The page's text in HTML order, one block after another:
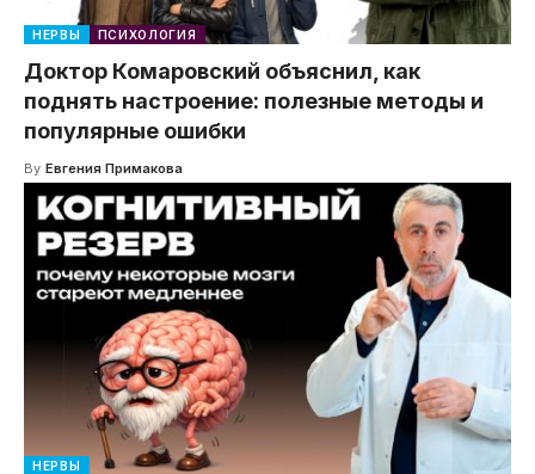
НЕРВЫ ПСИХОЛОГИЯ
Доктор Комаровский объяснил, как
поднять настроение: полезные методы и
популярные ошибки
By Евгения Примакова
НЕРВЫ